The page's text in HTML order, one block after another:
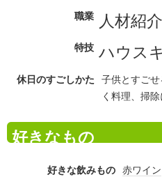
職業 人材紹
特技 ハウス
休日のすごしかた
子供とすご
く料理、掃除
好きなもの
好きな飲みもの
赤ワイン